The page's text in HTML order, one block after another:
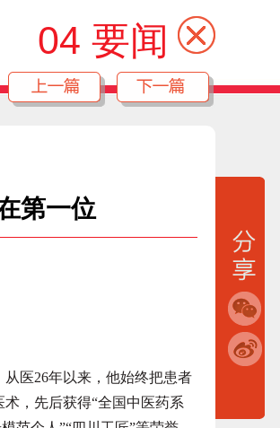
04 要闻
第一位
医26年以来，他始终把患者
，先后获得“全国中医药系